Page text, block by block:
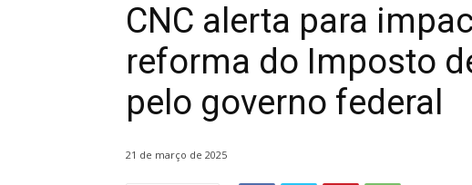
CNC alerta para
reforma do Imposto
pelo governo federal
21 de março de 2025